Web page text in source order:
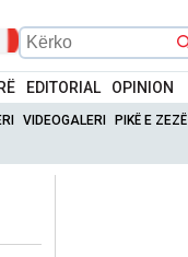
EDITORIAL OPINION
VIDEOGALERI PIKË E ZEZË